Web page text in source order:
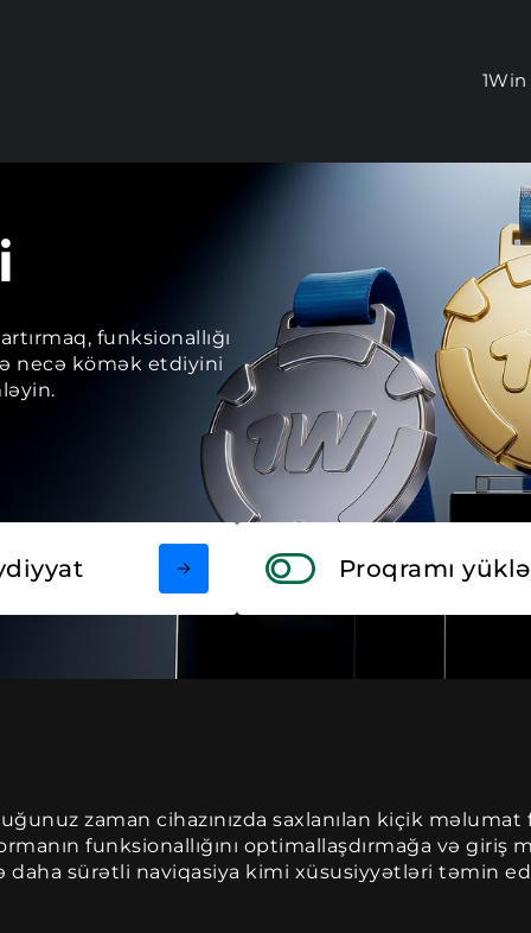
funksionallığı
necə kömək etdiyini
Proqramı
zaman cihazınızda saxlanılan kiçik məlumat
funksionallığını optimallaşdırmağa və giriş
sürətli naviqasiya kimi xüsusiyyətləri təmin